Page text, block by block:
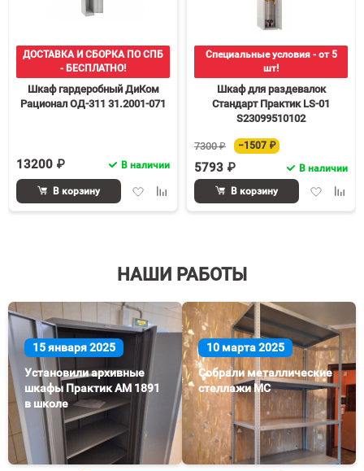
ДОСТАВКА И СБОРКА ПО СПБ
- БЕСПЛАТНО!
Шкаф гардеробный ДиКом
Рационал ОД-311 31.2001-071
13200 ₽ В наличии
ДобавитьДобавить
В корзину
Специальные условия - от 5
шт!
Шкаф для раздевалок
Стандарт Практик LS-01
S23099510102
7300 ₽ −1507 ₽
5793 ₽ В наличии
Добавить
В корзину
НАШИ РАБОТЫ
15 января 2025
Установили архивные
шкафы Практик AM 1891
в школе
10 марта 2025
Собрали металлические
стеллажи МС